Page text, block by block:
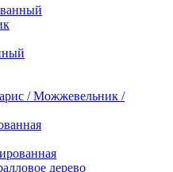
/ Можжевельник /
дерево